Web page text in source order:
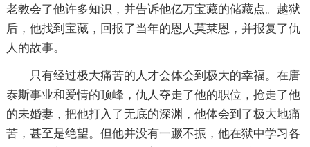
老教会了他许多知识，并告诉他亿万宝藏的储藏点。越狱
后，他找到宝藏，回报了当年的恩人莫莱恩，并报复了仇
人的故事。
只有经过极大痛苦的人才会体会到极大的幸福。在唐
泰斯事业和爱情的顶峰，仇人夺走了他的职位，抢走了他
的未婚妻，把他打入了无底的深渊，他体会到了极大地痛
苦，甚至是绝望。但他并没有一蹶不振，他在狱中学习各